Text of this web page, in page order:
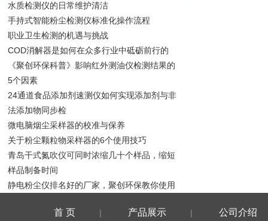
水质检测仪的日常维护清洁
手持式智能粉尘检测仪标准化操作流程
职业卫生检测的机遇与挑战
COD消解器是如何在众多行业中砥砺前行的
《聚创环保科普》影响红外测油仪检测结果的
5个因素
24通道食品添加剂速测仪如何实现添加剂与非
法添加物同步检
微电脑烟尘采样器的校准与保养
关于粉尘颗粒物采样器的6个使用技巧
青岛干式氮吹仪可同时浓缩几十个样品，缩短
样品制备时间
静电粉尘仪排名好的厂家，聚创环保教你使用
首 页 | 产品展示 | 公司介绍